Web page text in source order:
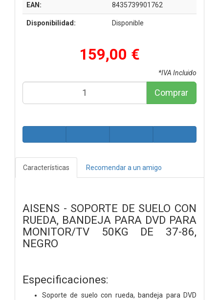
EAN: 8435739901762
Disponibilidad: Disponible
159,00 €
*IVA Incluido
Comprar
Características Recomendar a un amigo
AISENS - SOPORTE DE SUELO CON
RUEDA, BANDEJA PARA DVD PARA
MONITOR/TV 50KG DE 37-86,
NEGRO
Especificaciones:
Soporte de suelo con rueda, bandeja para DVD